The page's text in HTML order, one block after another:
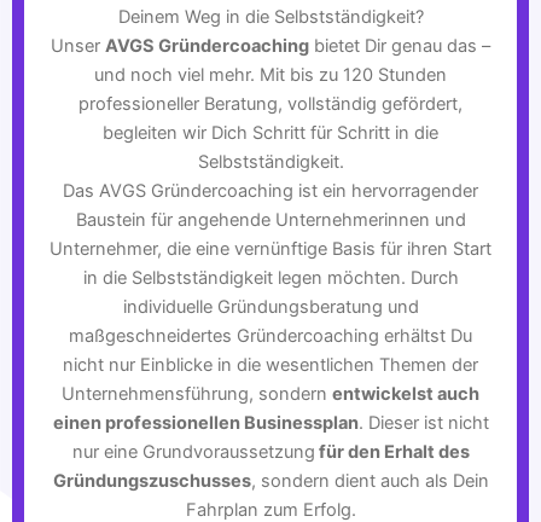
Deinem Weg in die Selbstständigkeit?
Unser AVGS Gründercoaching bietet Dir genau das –
und noch viel mehr. Mit bis zu 120 Stunden
professioneller Beratung, vollständig gefördert,
begleiten wir Dich Schritt für Schritt in die
Selbstständigkeit.
Das AVGS Gründercoaching ist ein hervorragender
Baustein für angehende Unternehmerinnen und
Unternehmer, die eine vernünftige Basis für ihren Start
in die Selbstständigkeit legen möchten. Durch
individuelle Gründungsberatung und
maßgeschneidertes Gründercoaching erhältst Du
nicht nur Einblicke in die wesentlichen Themen der
Unternehmensführung, sondern entwickelst auch
einen professionellen Businessplan. Dieser ist nicht
nur eine Grundvoraussetzung für den Erhalt des
Gründungszuschusses, sondern dient auch als Dein
Fahrplan zum Erfolg.